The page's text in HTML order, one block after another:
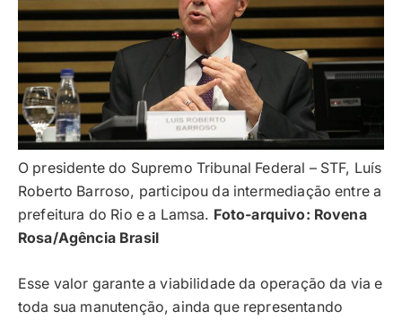
O presidente do Supremo Tribunal Federal – STF, Luís
Roberto Barroso, participou da intermediação entre a
prefeitura do Rio e a Lamsa. Foto-arquivo: Rovena
Rosa/Agência Brasil
Esse valor garante a viabilidade da operação da via e
toda sua manutenção, ainda que representando